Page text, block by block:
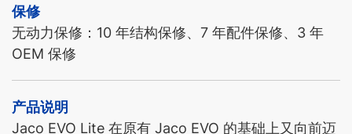
保修
无动力保修：10 年结构保修、7 年配件保修、3 年
OEM 保修
产品说明
Jaco EVO Lite 在原有 Jaco EVO 的基础上又向前迈